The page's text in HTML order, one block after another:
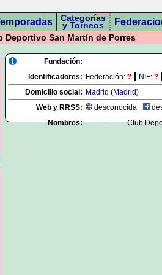
Categorías
y Torneos
Deportivo San Martín de Porres
Fundación:
Identificadores: Federación: ? NIF: ?
Domicilio social: Madrid (Madrid)
Web y RRSS:
desconocida
Nombres:
- Club